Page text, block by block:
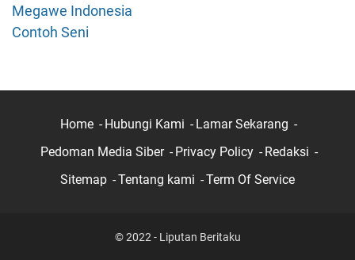
Megawe Indonesia
Contoh Seni
Home Hubungi Kami
Lamar Sekarang
Pedoman Media Siber
Privacy Policy
Redaksi
Sitemap
Tentang kami Term Of Service
© 2022 - Liputan Beritaku